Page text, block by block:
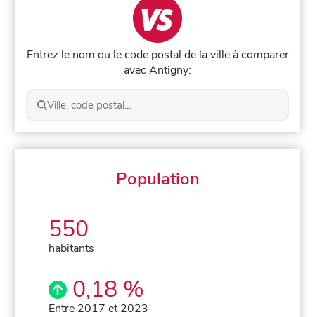
Entrez le nom ou le code postal de la ville à comparer
avec Antigny:
Ville, code postal...
Population
550
habitants
0,18 %
Entre 2017 et 2023